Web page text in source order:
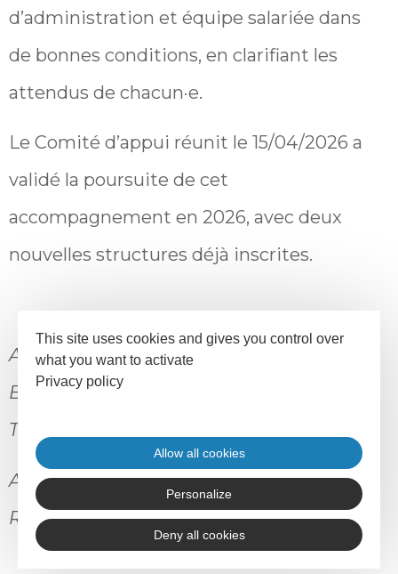
d’administration et équipe salariée dans
de bonnes conditions, en clarifiant les
attendus de chacun·e.
Le Comité d’appui réunit le 15/04/2026 a
validé la poursuite de cet
accompagnement en 2026, avec deux
nouvelles structures déjà inscrites.
Accompagnement financé par l’Union
Européenne, l’Etat, la Banque des
Territoires et le Département de Lozère.
Accompagnement réalisé par Yohan
Reversat, Université du Nous
This site uses cookies and gives you control over
what you want to activate
Privacy policy
Allow all cookies
Personalize
Deny all cookies